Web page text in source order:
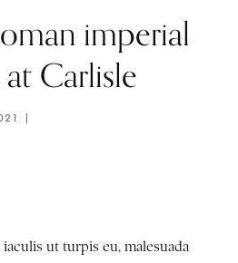
imperial
Carlisle
ut turpis eu, malesuada